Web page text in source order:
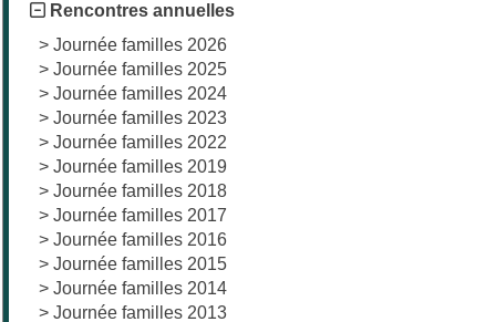
Rencontres annuelles
> Journée familles 2026
> Journée familles 2025
> Journée familles 2024
> Journée familles 2023
> Journée familles 2022
> Journée familles 2019
> Journée familles 2018
> Journée familles 2017
> Journée familles 2016
> Journée familles 2015
> Journée familles 2014
> Journée familles 2013